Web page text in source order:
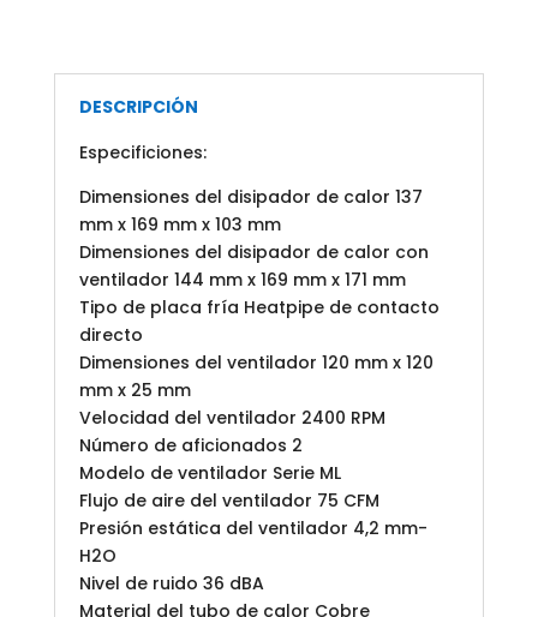
DESCRIPCIÓN
Especificiones:
Dimensiones del disipador de calor 137
mm x 169 mm x 103 mm
Dimensiones del disipador de calor con
ventilador 144 mm x 169 mm x 171 mm
Tipo de placa fría Heatpipe de contacto
directo
Dimensiones del ventilador 120 mm x 120
mm x 25 mm
Velocidad del ventilador 2400 RPM
Número de aficionados 2
Modelo de ventilador Serie ML
Flujo de aire del ventilador 75 CFM
Presión estática del ventilador 4,2 mm-
H2O
Nivel de ruido 36 dBA
Material del tubo de calor Cobre